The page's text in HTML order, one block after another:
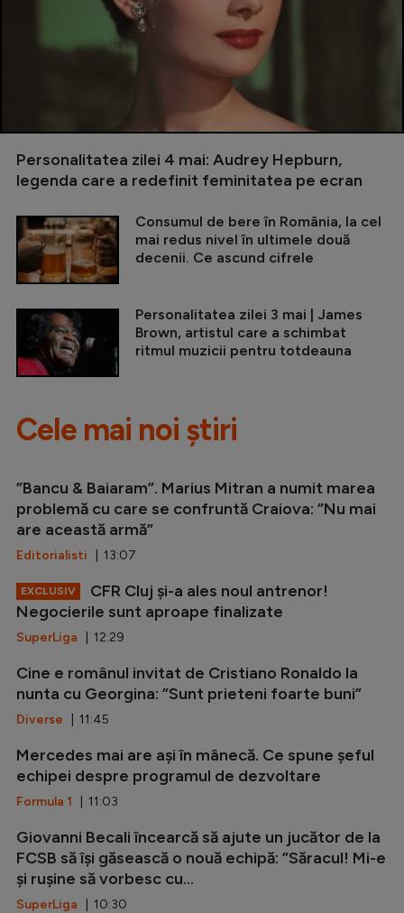
Personalitatea zilei 4 mai: Audrey Hepburn,
legenda care a redefinit feminitatea pe ecran
Consumul de bere în România, la cel
mai redus nivel în ultimele două
decenii. Ce ascund cifrele
Personalitatea zilei 3 mai | James
Brown, artistul care a schimbat
ritmul muzicii pentru totdeauna
Cele mai noi știri
”Bancu & Baiaram”. Marius Mitran a numit marea
problemă cu care se confruntă Craiova: ”Nu mai
are această armă”
Editorialisti | 13:07
EXCLUSIV
CFR Cluj și-a ales noul antrenor!
Negocierile sunt aproape finalizate
SuperLiga | 12:29
Cine e românul invitat de Cristiano Ronaldo la
nunta cu Georgina: ”Sunt prieteni foarte buni”
Diverse | 11:45
Mercedes mai are ași în mânecă. Ce spune șeful
echipei despre programul de dezvoltare
Formula 1 | 11:03
Giovanni Becali încearcă să ajute un jucător de la
FCSB să își găsească o nouă echipă: ”Săracul! Mi-e
și rușine să vorbesc cu...
SuperLiga | 10:30